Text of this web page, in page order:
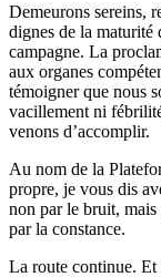
Demeurons sereins,
dignes de la maturité
campagne. La
aux organes
témoigner que nous
vacillement ni
venons d’accomplir.
Au nom de la
propre, je vous dis
non par le bruit,
par la constance.
La route continue. Et